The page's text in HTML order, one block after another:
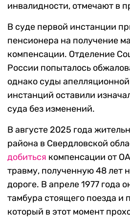
инвалидности, отмечают в
В суде первой инстанции
пенсионера на получение
компенсации. Отделение
России попыталось
однако суды
инстанций оставили
суда без изменений.
В августе 2025 года
района в Свердловской
добиться компенсации от
травму, полученную 48 лет
дороге. В апреле 1977 года
тамбура стоящего поезда и
который в этот момент